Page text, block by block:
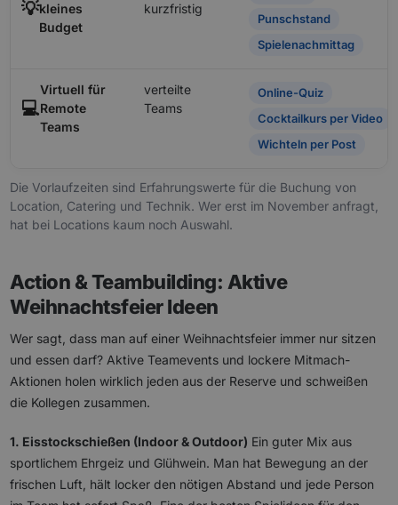
💡kleines
Budget
kurzfristig
Punschstand
Spielenachmittag
💻
Virtuell für
Remote
Teams
verteilte
Teams
Online-Quiz
Cocktailkurs per Video
Wichteln per Post
Die Vorlaufzeiten sind Erfahrungswerte für die Buchung von
Location, Catering und Technik. Wer erst im November anfragt,
hat bei Locations kaum noch Auswahl.
Action & Teambuilding: Aktive
Weihnachtsfeier Ideen
Wer sagt, dass man auf einer Weihnachtsfeier immer nur sitzen
und essen darf? Aktive Teamevents und lockere Mitmach-
Aktionen holen wirklich jeden aus der Reserve und schweißen
die Kollegen zusammen.
1. Eisstockschießen (Indoor & Outdoor) Ein guter Mix aus
sportlichem Ehrgeiz und Glühwein. Man hat Bewegung an der
frischen Luft, hält locker den nötigen Abstand und jede Person